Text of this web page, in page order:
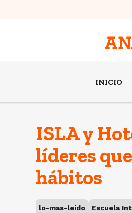
INICIO
ISLA y
líderes
hábitos
lo-mas-leido Escuela